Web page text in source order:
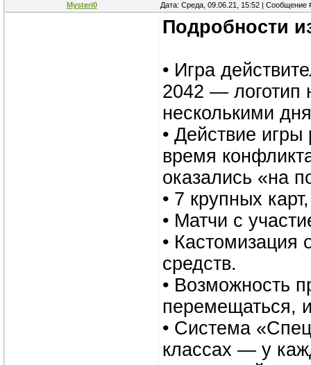
Mysteri0 Дата: Среда, 09.06.21, 15:52 | Сообщение
Подробности
• Игра
2042 — логотип
несколькими
• Действие
время
оказались «на
• 7 крупных
• Матчи с
• Кастомизация
средств.
• Возможность
перемещаться,
• Система
классах — у